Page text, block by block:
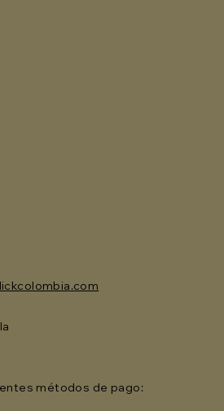
métodos de pago: